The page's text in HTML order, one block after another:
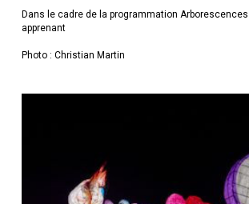
Dans le cadre de la programmation
apprenant
Photo : Christian Martin